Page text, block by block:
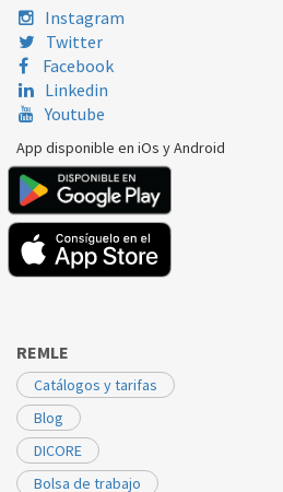
CARREFOUR
CARREFOUR
CARREFOUR
CARREFOUR
VD8101A 02
ORBEGOZO
ORBEGOZO
AP7004
ORBEGOZO
AP7007
ROWENTA
ROWENTA
CITYSPACERO2423
ROWENTA
ROWENTA
Instagram
Twitter
Facebook
Linkedin
Youtube
App disponible en iOs y Android
REMLE
Catálogos y tarifas
Blog
DICORE
Bolsa de trabajo